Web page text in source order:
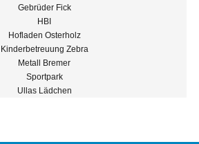
Gebrüder Fick
HBI
Hofladen Osterholz
Kinderbetreuung Zebra
Metall Bremer
Sportpark
Ullas Lädchen